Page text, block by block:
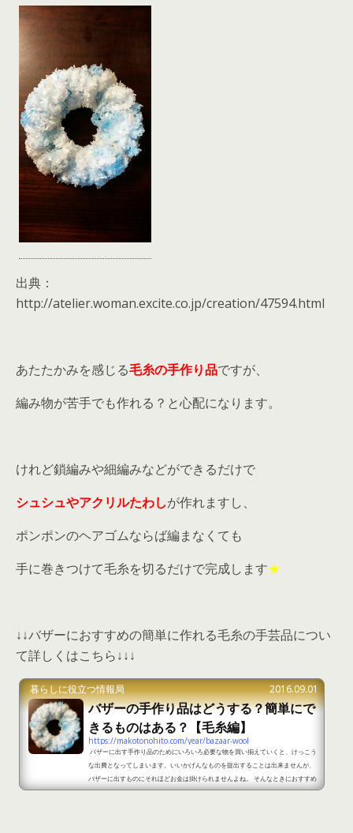
出典：
http://atelier.woman.excite.co.jp/creation/47594.html
あたたかみを感じる毛糸の手作り品ですが、
編み物が苦手でも作れる？と心配になります。
けれど鎖編みや細編みなどができるだけで
シュシュやアクリルたわしが作れますし、
ポンポンのヘアゴムならば編まなくても
手に巻きつけて毛糸を切るだけで完成します★
↓↓バザーにおすすめの簡単に作れる毛糸の手芸品につい
て詳しくはこちら↓↓↓
暮らしに役立つ情報局 2016.09.01
バザーの手作り品はどうする？簡単にで
きるものはある？【毛糸編】
https://makotonohito.com/year/bazaar-wool
バザーに出す手作り品のためにいろいろ必要な物を買い揃えていくと、けっこう
な出費となってしまいます。いいかげんなものを提出することは出来ませんが、
バザーに出すものにそれほどお金は掛けられませんよね。 そんなときにおすすめ
したいのが毛糸で作る手作り品です。毛糸ならば安く手に入れられますし、家に